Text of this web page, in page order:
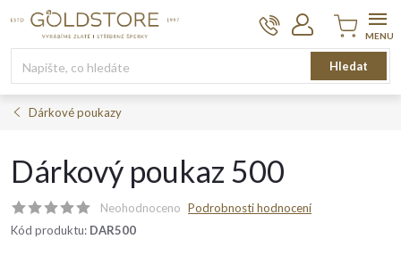
Hledat
Nákupní
košík
Dárkové poukazy
Dárkový poukaz 500
Neohodnoceno Podrobnosti hodnocení
Kód produktu: DAR500